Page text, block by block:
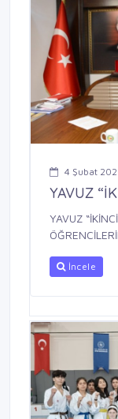
4 Şubat
YAVUZ
YAVUZ
İncele